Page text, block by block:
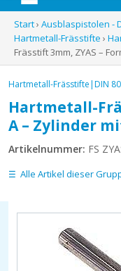
Menü
Start› Ausblaspistolen -
Hartmetall-Frässtifte ›
Frässtift 3mm, ZYAS –
Hartmetall-Frässtifte|DIN
Hartmetall-
A – Zylinder
Artikelnummer: FS
Alle Artikel dieser